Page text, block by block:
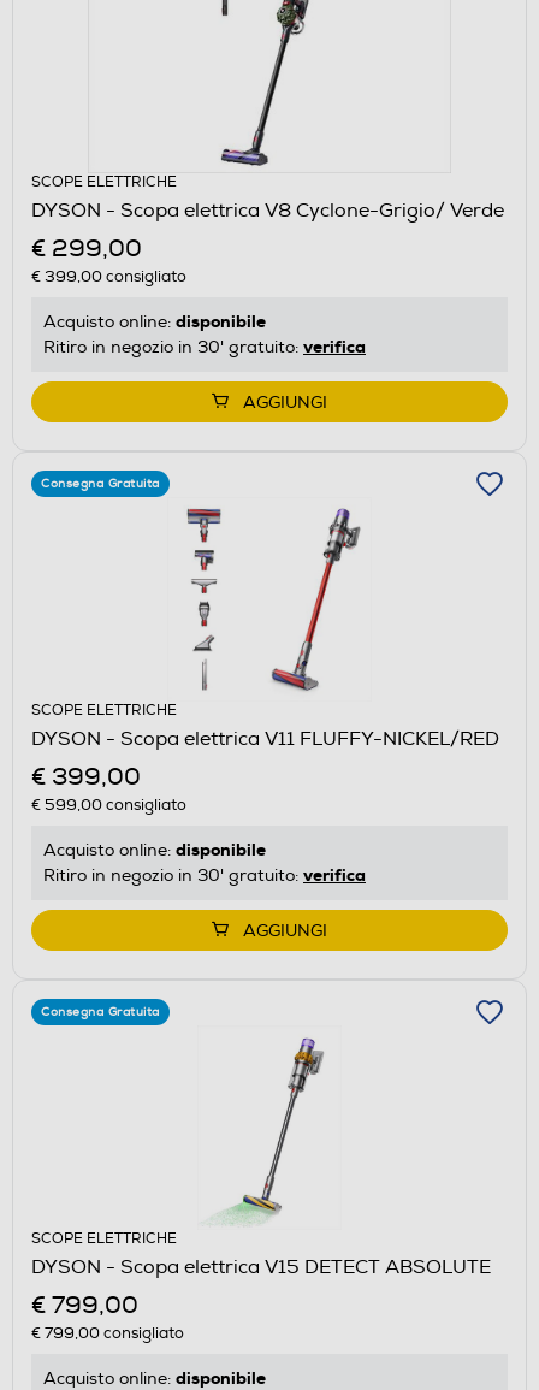
SCOPE ELETTRICHE
DYSON - Scopa elettrica V8 Cyclone-Grigio/ Verde
€ 299,00
€ 399,00consigliato
Acquisto online: disponibile
Ritiro in negozio in 30' gratuito: verifica
AGGIUNGI
Consegna Gratuita
SCOPE ELETTRICHE
DYSON - Scopa elettrica V11 FLUFFY-NICKEL/RED
€ 399,00
€ 599,00consigliato
Acquisto online: disponibile
Ritiro in negozio in 30' gratuito: verifica
AGGIUNGI
Consegna Gratuita
SCOPE ELETTRICHE
DYSON - Scopa elettrica V15 DETECT ABSOLUTE
€ 799,00
€ 799,00consigliato
Acquisto online: disponibile